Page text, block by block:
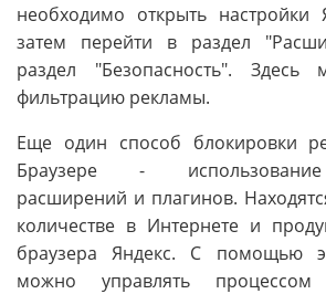
необходимо открыть настройки
затем перейти в раздел
раздел "Безопасность". Здесь
фильтрацию рекламы.
Еще один способ блокировки
Браузере -
расширений и плагинов.
количестве в Интернете и
браузера Яндекс. С помощью
можно управлять